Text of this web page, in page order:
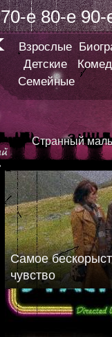
70-е 80-е 90-
Взрослые
Детские
Семейные
Странный
Самое
чувство